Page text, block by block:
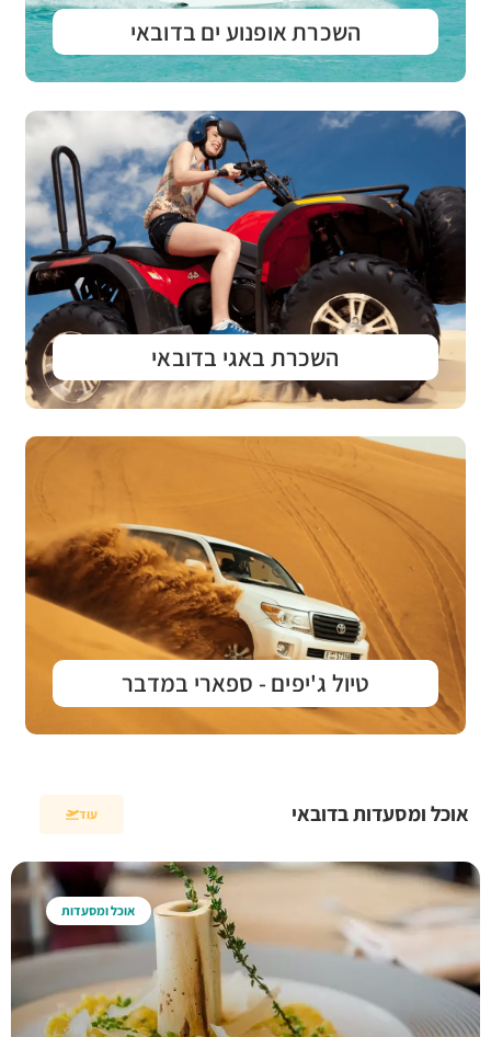
השכרת אופנוע ים בדובאי
השכרת באגי בדובאי
טיול ג'יפים - ספארי במדבר
אוכל ומסעדות בדובאי עוד
אוכל ומסעדות